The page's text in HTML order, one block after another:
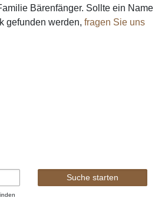
Bärenfänger. Sollte ein Name
gefunden werden, fragen Sie uns